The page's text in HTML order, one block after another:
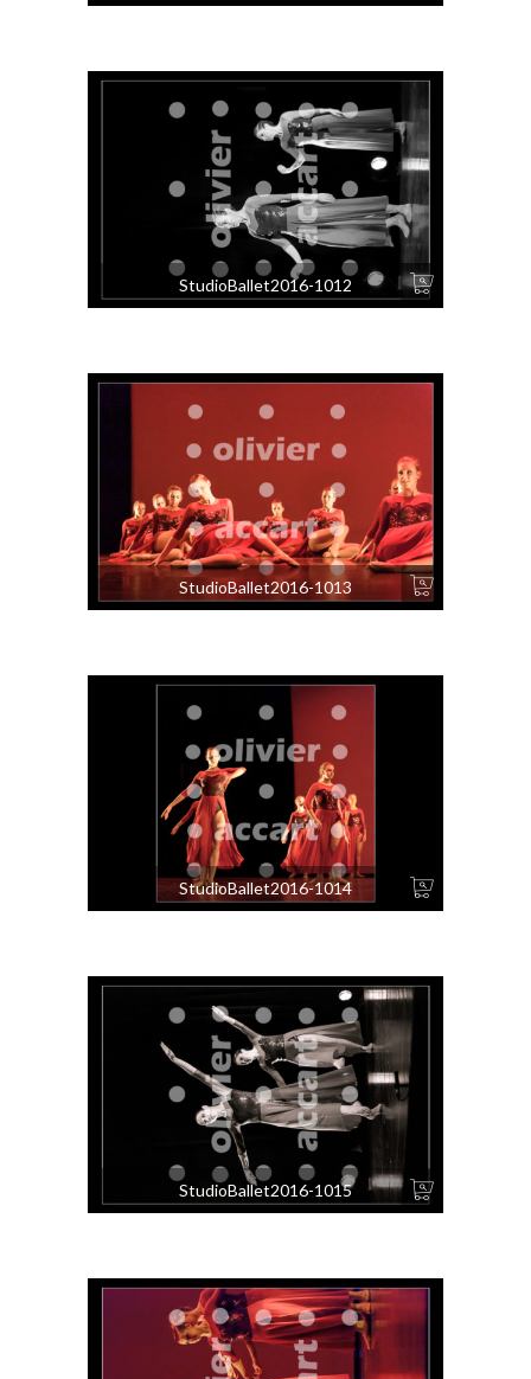
StudioBallet2016-1012
StudioBallet2016-1013
StudioBallet2016-1014
StudioBallet2016-1015